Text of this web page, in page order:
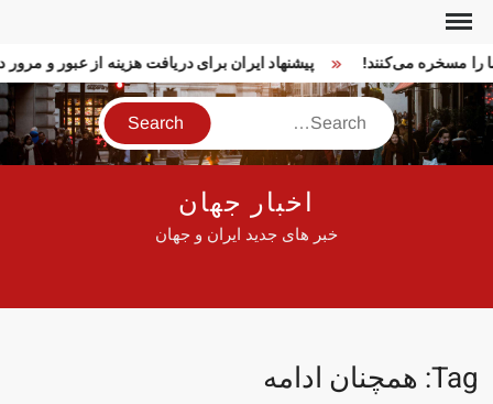
Skip
content
پیشنهاد ایران برای دریافت هزینه از عبور و را مسخره می‌کنند!
Search
اخبار جهان
خبر های جدید ایران و جهان
Tag: همچنان ادامه